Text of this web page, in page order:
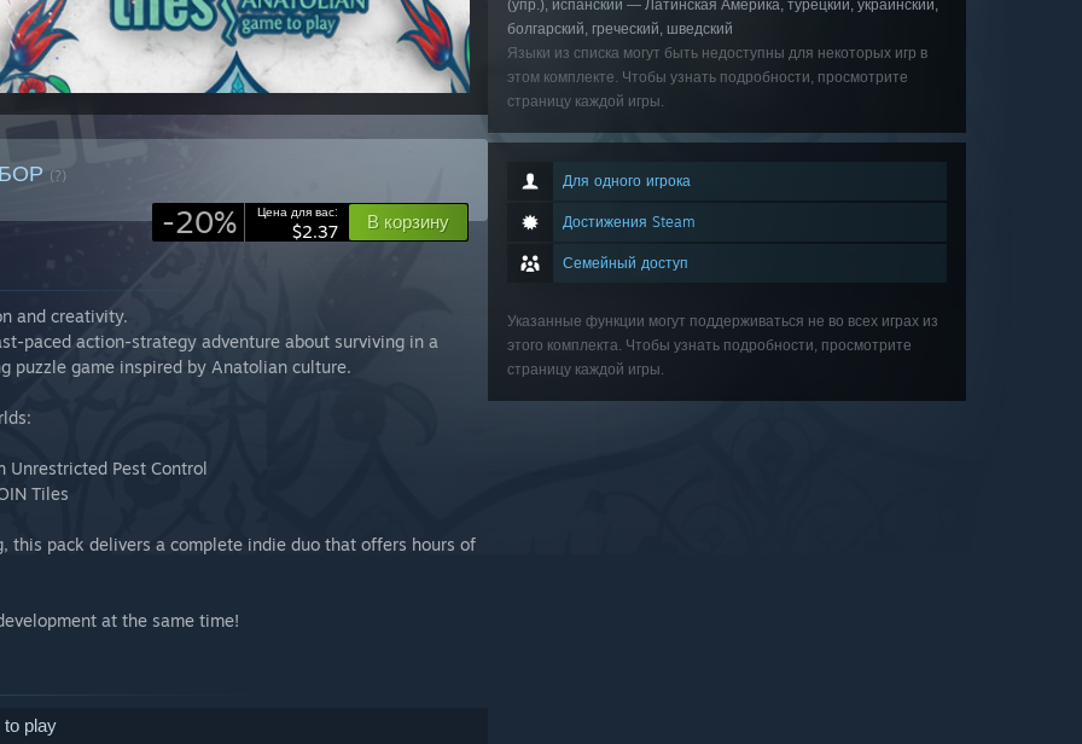
(?)
-20% Цена для вас:
$2.37 В корзину
and creativity.
paced action-strategy adventure about surviving in a
puzzle game inspired by Anatolian culture.
Unrestricted Pest Control
Tiles
pack delivers a complete indie duo that offers hours of
at the same time!
to play
(упр.), испанский — Латинская Америка, турецкий, украинский,
болгарский, греческий, шведский
Языки из списка могут быть недоступны для некоторых игр в
этом комплекте. Чтобы узнать подробности, просмотрите
страницу каждой игры.
Для одного игрока
Достижения Steam
Семейный доступ
Указанные функции могут поддерживаться не во всех играх из
этого комплекта. Чтобы узнать подробности, просмотрите
страницу каждой игры.